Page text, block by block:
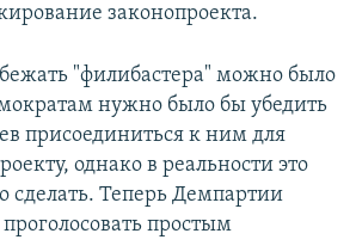
законопроекта.
"филибастера" можно было
нужно было бы убедить
присоединиться к ним для
однако в реальности это
сделать. Теперь Демпартии
проголосовать простым